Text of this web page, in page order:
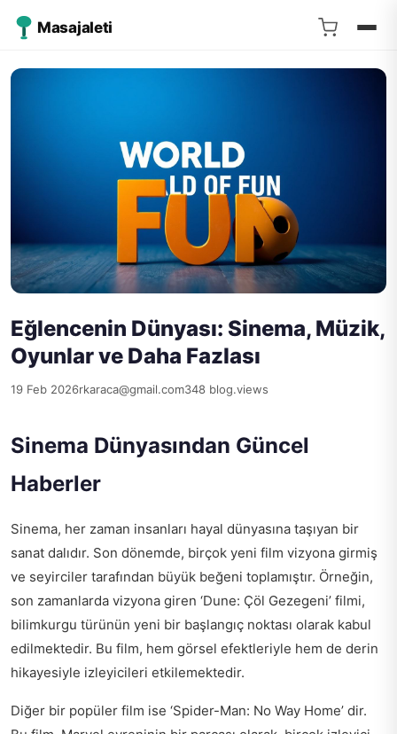
Masajaleti
Eğlencenin Dünyası: Sinema, Müzik,
Oyunlar ve Daha Fazlası
19 Feb 2026rkaraca@gmail.com348 blog.views
Sinema Dünyasından Güncel
Haberler
Sinema, her zaman insanları hayal dünyasına taşıyan bir
sanat dalıdır. Son dönemde, birçok yeni film vizyona girmiş
ve seyirciler tarafından büyük beğeni toplamıştır. Örneğin,
son zamanlarda vizyona giren ‘Dune: Çöl Gezegeni’ filmi,
bilimkurgu türünün yeni bir başlangıç noktası olarak kabul
edilmektedir. Bu film, hem görsel efektleriyle hem de derin
hikayesiyle izleyicileri etkilemektedir.
Diğer bir popüler film ise ‘Spider-Man: No Way Home’ dir.